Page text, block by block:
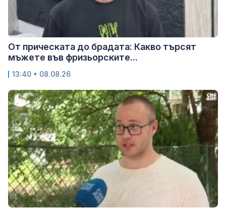
От прическата до брадата: Какво търсят
мъжете във фризьорските...
13:40 • 08.08.26